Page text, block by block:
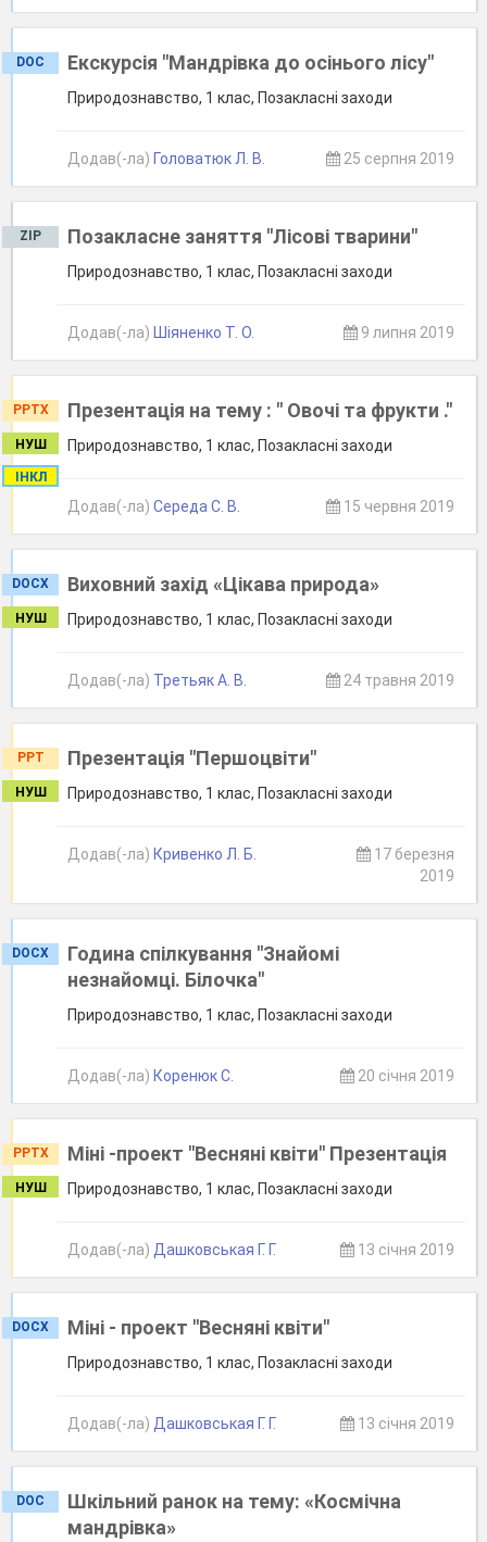
DOC Екскурсія "Мандрівка до осінього лісу"
Природознавство, 1 клас, Позакласні заходи
Додав(-ла) Головатюк Л. В. 25 серпня 2019
ZIP Позакласне заняття "Лісові тварини"
Природознавство, 1 клас, Позакласні заходи
Додав(-ла) Шіяненко Т. О. 9 липня 2019
PPTX
НУШ
ІНКЛ
Презентація на тему : " Овочі та фрукти ."
Природознавство, 1 клас, Позакласні заходи
Додав(-ла) Середа С. В. 15 червня 2019
DOCX
НУШ
Виховний захід «Цікава природа»
Природознавство, 1 клас, Позакласні заходи
Додав(-ла) Третьяк А. В. 24 травня 2019
PPT
НУШ
Презентація "Першоцвіти"
Природознавство, 1 клас, Позакласні заходи
Додав(-ла) Кривенко Л. Б.
17 березня
2019
DOCX
Година спілкування "Знайомі
незнайомці. Білочка"
Природознавство, 1 клас, Позакласні заходи
Додав(-ла) Коренюк С. 20 січня 2019
PPTX
НУШ
Міні -проект "Весняні квіти" Презентація
Природознавство, 1 клас, Позакласні заходи
Додав(-ла) Дашковськая Г. Г. 13 січня 2019
DOCX Міні - проект "Весняні квіти"
Природознавство, 1 клас, Позакласні заходи
Додав(-ла) Дашковськая Г. Г. 13 січня 2019
DOC
Шкільний ранок на тему: «Космічна
мандрівка»